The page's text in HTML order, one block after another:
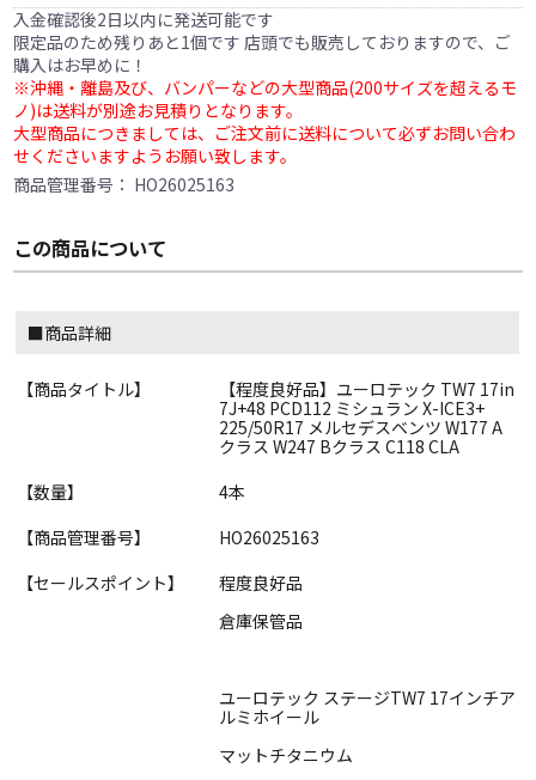
入金確認後2日以内に発送可能です
限定品のため残りあと1個です 店頭でも販売しておりますので、ご
購入はお早めに！
※沖縄・離島及び、バンパーなどの大型商品(200サイズを超えるモ
ノ)は送料が別途お見積りとなります。
大型商品につきましては、ご注文前に送料について必ずお問い合わ
せくださいますようお願い致します。
商品管理番号： HO26025163
この商品について
■商品詳細
【商品タイトル】
【程度良好品】ユーロテック TW7 17in
7J+48 PCD112 ミシュラン X-ICE3+
225/50R17 メルセデスベンツ W177 A
クラス W247 Bクラス C118 CLA
【数量】
4本
【商品管理番号】
HO26025163
【セールスポイント】
程度良好品
倉庫保管品
ユーロテック ステージTW7 17インチア
ルミホイール
マットチタニウム